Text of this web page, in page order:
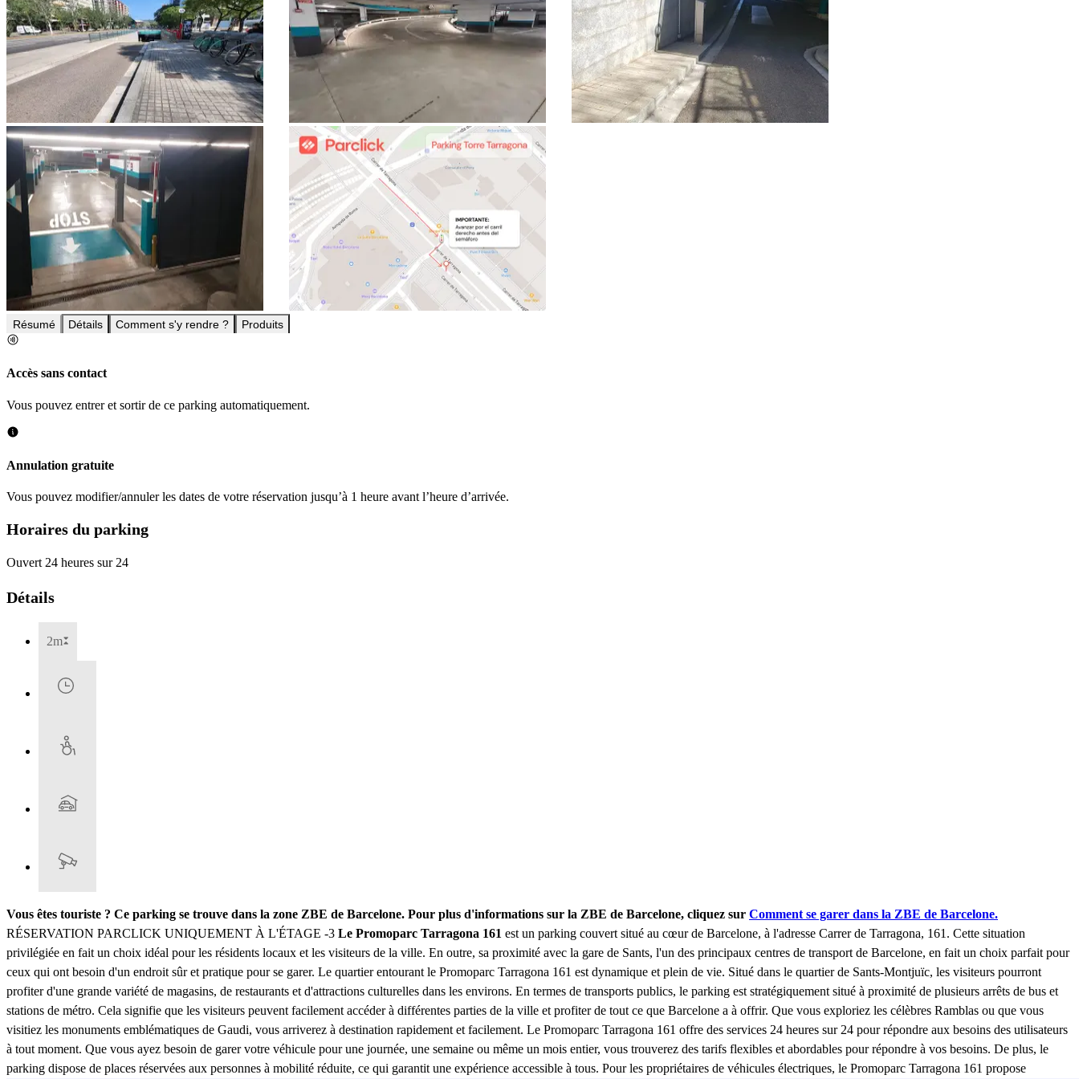
Résumé Détails Comment s'y rendre ? Produits
Accès sans contact
Vous pouvez entrer et sortir de ce parking automatiquement.
Annulation gratuite
Vous pouvez modifier/annuler les dates de votre réservation jusqu’à 1 heure avant l’heure d’arrivée.
Horaires du parking
Ouvert 24 heures sur 24
Détails
2m
Vous êtes touriste ? Ce parking se trouve dans la zone ZBE de Barcelone. Pour plus d'informations sur la ZBE de Barcelone, cliquez sur Comment se garer dans la ZBE de Barcelone.
RÉSERVATION PARCLICK UNIQUEMENT À L'ÉTAGE -3 Le Promoparc Tarragona 161 est un parking couvert situé au cœur de Barcelone, à l'adresse Carrer de Tarragona, 161. Cette situation
privilégiée en fait un choix idéal pour les résidents locaux et les visiteurs de la ville. En outre, sa proximité avec la gare de Sants, l'un des principaux centres de transport de Barcelone, en fait un choix parfait pour
ceux qui ont besoin d'un endroit sûr et pratique pour se garer. Le quartier entourant le Promoparc Tarragona 161 est dynamique et plein de vie. Situé dans le quartier de Sants-Montjuïc, les visiteurs pourront
profiter d'une grande variété de magasins, de restaurants et d'attractions culturelles dans les environs. En termes de transports publics, le parking est stratégiquement situé à proximité de plusieurs arrêts de bus et
stations de métro. Cela signifie que les visiteurs peuvent facilement accéder à différentes parties de la ville et profiter de tout ce que Barcelone a à offrir. Que vous exploriez les célèbres Ramblas ou que vous
visitiez les monuments emblématiques de Gaudi, vous arriverez à destination rapidement et facilement. Le Promoparc Tarragona 161 offre des services 24 heures sur 24 pour répondre aux besoins des utilisateurs
à tout moment. Que vous ayez besoin de garer votre véhicule pour une journée, une semaine ou même un mois entier, vous trouverez des tarifs flexibles et abordables pour répondre à vos besoins. De plus, le
parking dispose de places réservées aux personnes à mobilité réduite, ce qui garantit une expérience accessible à tous. Pour les propriétaires de véhicules électriques, le Promoparc Tarragona 161 propose